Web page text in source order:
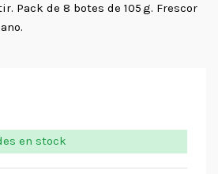
Pack de 8 botes de 105 g. Frescor
en stock